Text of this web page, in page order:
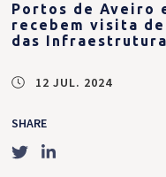
Portos de Aveiro
recebem visita
das
12 JUL. 2024
SHARE